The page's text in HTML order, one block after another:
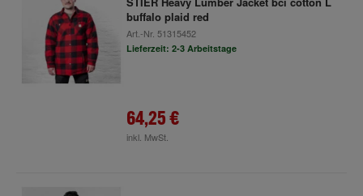
buffalo plaid red
Art.-Nr. 51315452
Lieferzeit: 2-3 Arbeitstage
64,25 €
inkl. MwSt.